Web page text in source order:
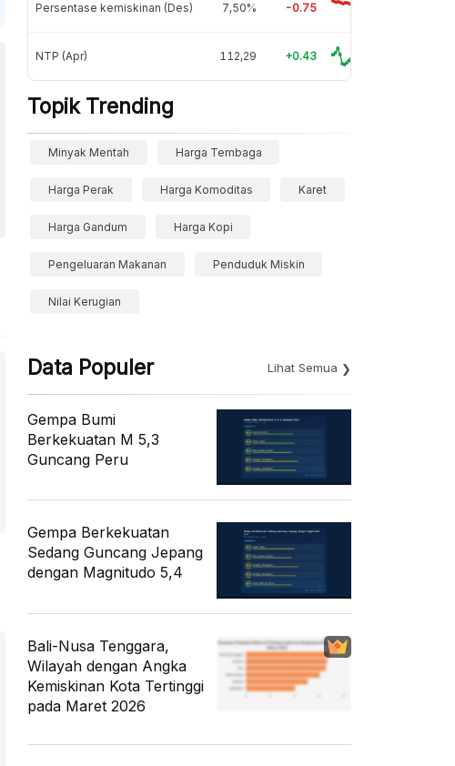
Persentase kemiskinan (Des) 7,50% -0.75
NTP (Apr) 112,29 +0.43
Topik Trending
Minyak Mentah Harga Tembaga
Harga Perak Harga Komoditas Karet
Harga Gandum Harga Kopi
Pengeluaran Makanan Penduduk Miskin
Nilai Kerugian
Data Populer Lihat Semua
Gempa Bumi
Berkekuatan M 5,3
Guncang Peru
Gempa Berkekuatan
Sedang Guncang Jepang
dengan Magnitudo 5,4
Bali-Nusa Tenggara,
Wilayah dengan Angka
Kemiskinan Kota Tertinggi
pada Maret 2026